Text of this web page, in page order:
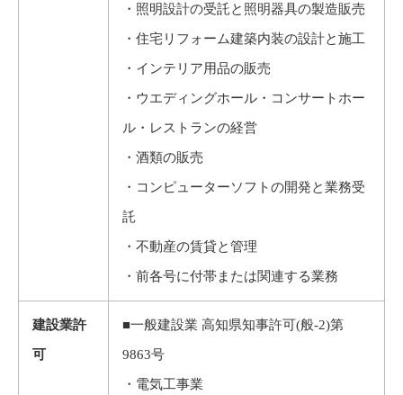
・照明設計の受託と照明器具の製造販売
・住宅リフォーム建築内装の設計と施工
・インテリア用品の販売
・ウエディングホール・コンサートホー
ル・レストランの経営
・酒類の販売
・コンピューターソフトの開発と業務受
託
・不動産の賃貸と管理
・前各号に付帯または関連する業務
建設業許
可
■一般建設業 高知県知事許可(般-2)第
9863号
・電気工事業